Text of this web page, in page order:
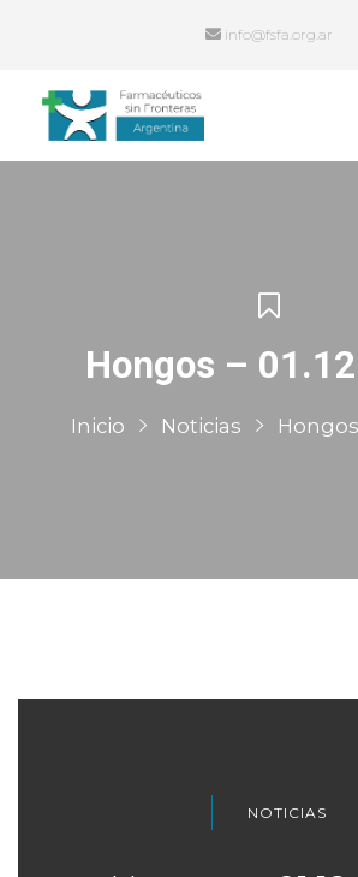
info@fsfa.org.ar
Hongos –
Inicio Noticias Hongos
NOTICIAS